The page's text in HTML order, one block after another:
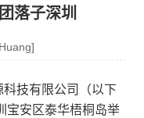
落子深圳
技有限公司（以下
宝安区泰华梧桐岛举